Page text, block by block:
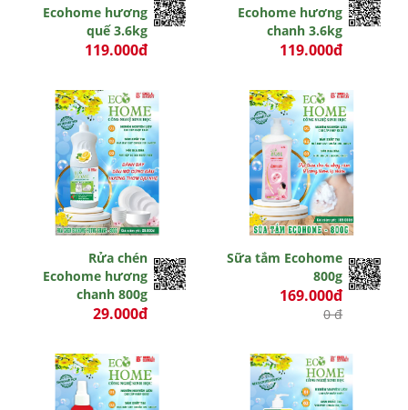
Ecohome hương
quế 3.6kg
119.000đ
Ecohome hương
chanh 3.6kg
119.000đ
Rửa chén
Ecohome hương
chanh 800g
29.000đ
Sữa tắm Ecohome
800g
169.000đ
0 đ